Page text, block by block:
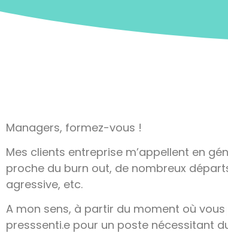
Managers, formez-vous !
Mes clients entreprise m’appellent en
proche du burn out, de nombreux
agressive, etc.
A mon sens, à partir du moment où
presssenti.e pour un poste nécessitant